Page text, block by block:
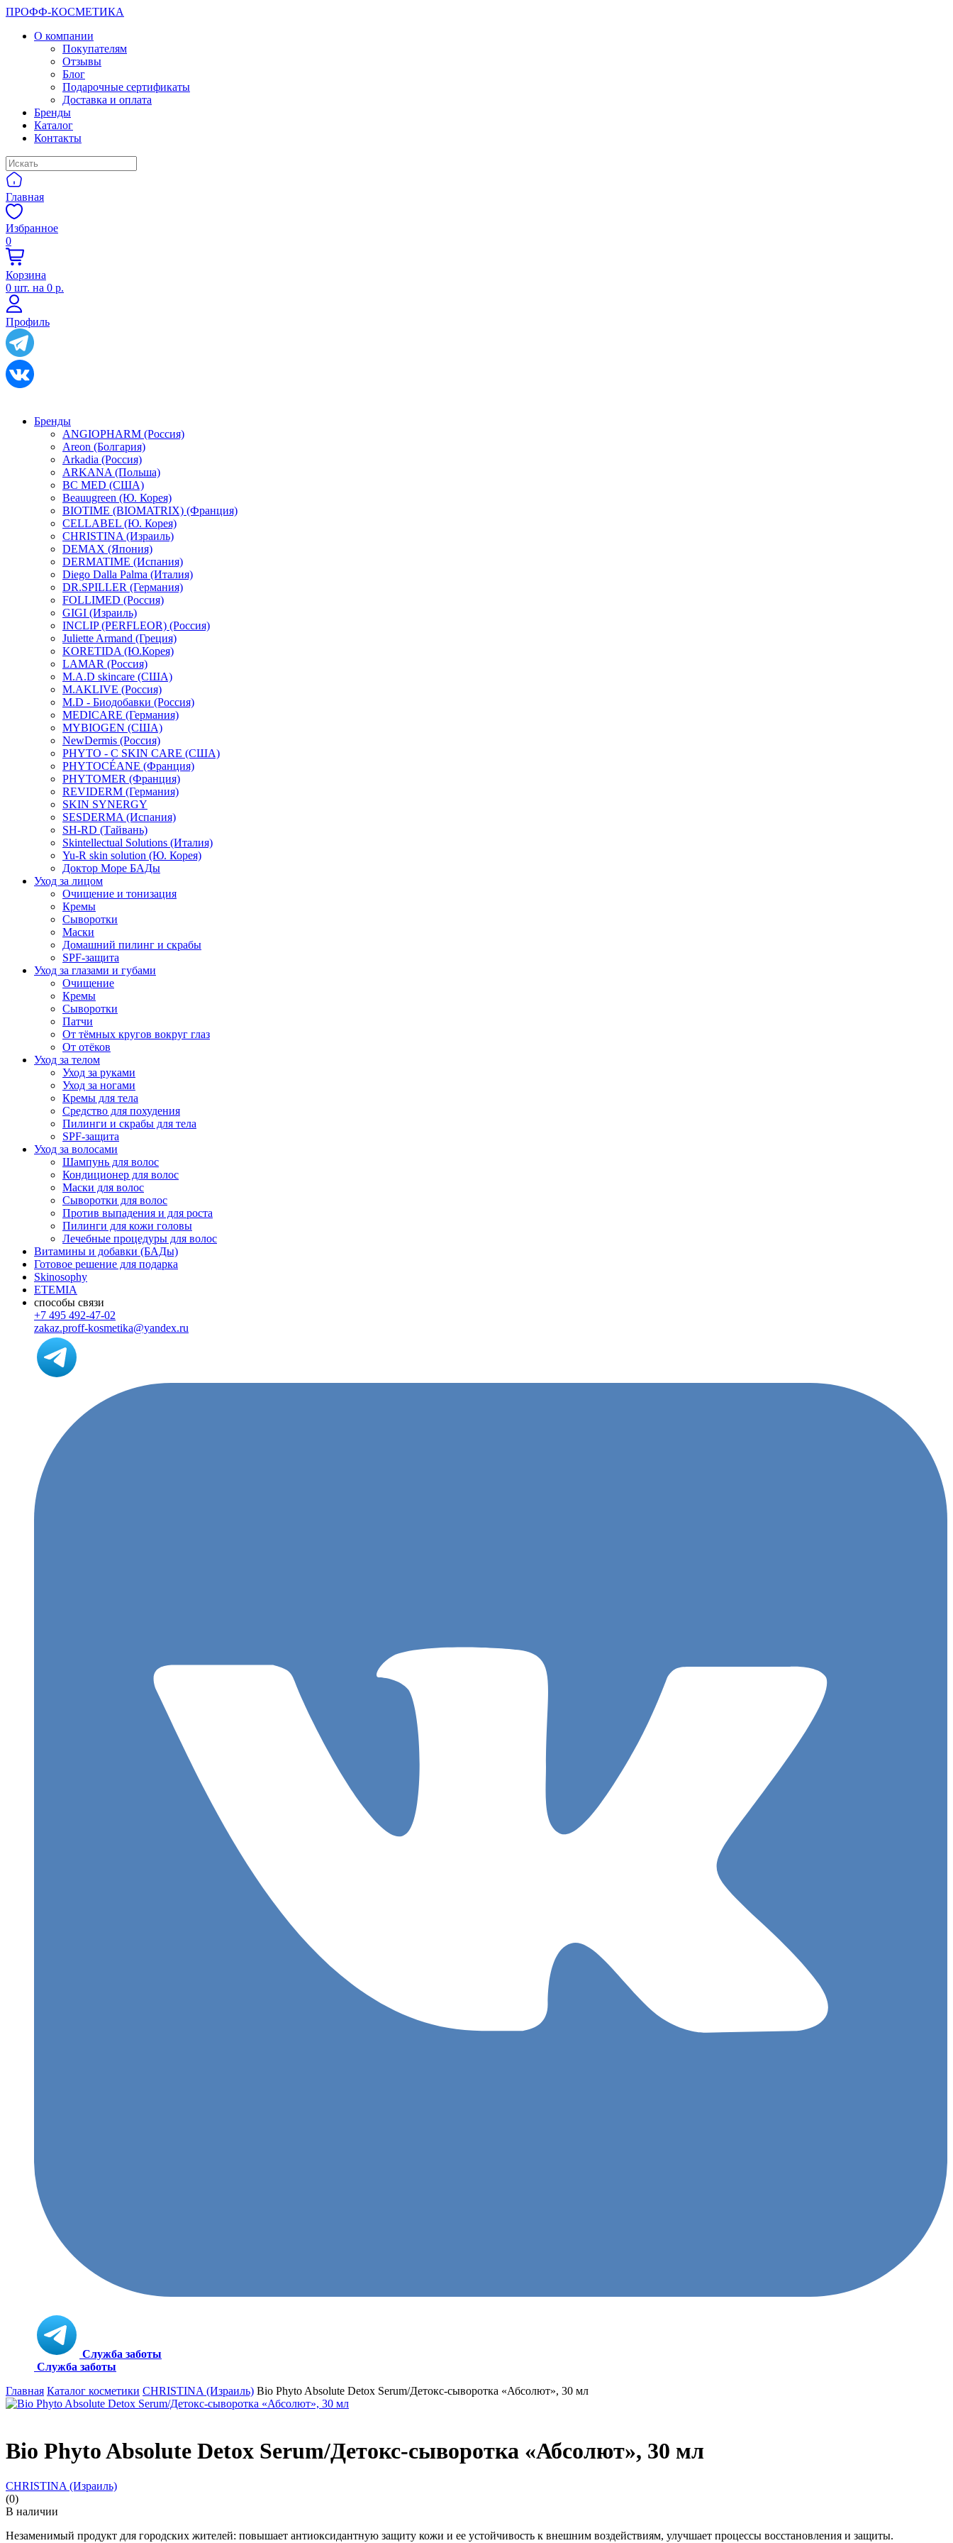
ПРОФФ-КОСМЕТИКА
О компании
Покупателям
Отзывы
Блог
Подарочные сертификаты
Доставка и оплата
Бренды
Каталог
Контакты
Главная
Избранное
0
Корзина
0 шт. на 0 р.
Профиль
Бренды
ANGIOPHARM (Россия)
Areon (Болгария)
Arkadia (Россия)
ARKANA (Польша)
BC MED (США)
Beauugreen (Ю. Корея)
BIOTIME (BIOMATRIX) (Франция)
CELLABEL (Ю. Корея)
CHRISTINA (Израиль)
DEMAX (Япония)
DERMATIME (Испания)
Diego Dalla Palma (Италия)
DR.SPILLER (Германия)
FOLLIMED (Россия)
GIGI (Израиль)
INCLIP (PERFLEOR) (Россия)
Juliette Armand (Греция)
KORETIDA (Ю.Корея)
LAMAR (Россия)
M.A.D skincare (США)
M.AKLIVE (Россия)
M.D - Биодобавки (Россия)
MEDICARE (Германия)
MYBIOGEN (США)
NewDermis (Россия)
PHYTO - C SKIN CARE (США)
PHYTOCÉANE (Франция)
PHYTOMER (Франция)
REVIDERM (Германия)
SKIN SYNERGY
SESDERMA (Испания)
SH-RD (Тайвань)
Skintellectual Solutions (Италия)
Yu-R skin solution (Ю. Корея)
Доктор Море БАДы
Уход за лицом
Очищение и тонизация
Кремы
Сыворотки
Маски
Домашний пилинг и скрабы
SPF-защита
Уход за глазами и губами
Очищение
Кремы
Сыворотки
Патчи
От тёмных кругов вокруг глаз
От отёков
Уход за телом
Уход за руками
Уход за ногами
Кремы для тела
Средство для похудения
Пилинги и скрабы для тела
SPF-защита
Уход за волосами
Шампунь для волос
Кондиционер для волос
Маски для волос
Сыворотки для волос
Против выпадения и для роста
Пилинги для кожи головы
Лечебные процедуры для волос
Витамины и добавки (БАДы)
Готовое решение для подарка
Skinosophy
ETEMIA
способы связи
+7 495 492-47-02
zakaz.proff-kosmetika@yandex.ru
Служба заботы
Служба заботы
Главная Каталог косметики CHRISTINA (Израиль) Bio Phyto Absolute Detox Serum/Детокс-сыворотка «Абсолют», 30 мл
Bio Phyto Absolute Detox Serum/Детокс-сыворотка «Абсолют», 30 мл
CHRISTINA (Израиль)
(0)
В наличии
Незаменимый продукт для городских жителей: повышает антиоксидантную защиту кожи и ее устойчивость к внешним воздействиям, улучшает процессы восстановления и защиты.